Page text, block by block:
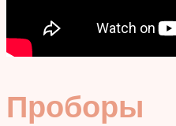
Проборы